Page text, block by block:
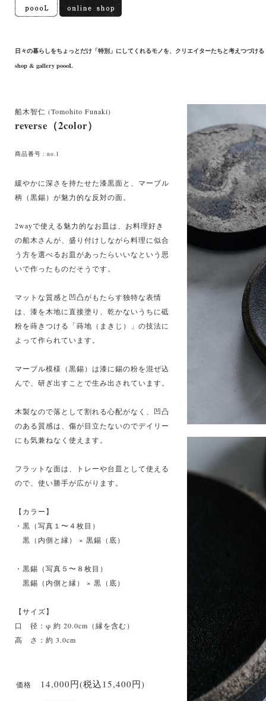
日々の暮らしをちょっとだけ「特別」にしてくれるモノを、クリエイターたちと考えつづける
shop & gallery poooL
船木智仁 (Tomohito Funaki)
reverse（2color）
商品番号 : no.1
緩やかに深さを持たせた漆黒面と、マーブル
柄（黒錫）が魅力的な反対の面。
2wayで使える魅力的なお皿は、お料理好き
の船木さんが、盛り付けしながら料理に似合
う方を選べるお皿があったらいいなという思
いで作ったものだそうです。
マットな質感と凹凸がもたらす独特な表情
は、漆を木地に直接塗り、乾かないうちに砥
粉を蒔きつける「蒔地（まきじ）」の技法に
よって作られています。
マーブル模様（黒錫）は漆に錫の粉を混ぜ込
んで、研ぎ出すことで生み出されています。
木製なので落として割れる心配がなく、凹凸
のある質感は、傷が目立たないのでデイリー
にも気兼ねなく使えます。
フラットな面は、トレーや台皿として使える
ので、使い勝手が広がります。
【カラー】
・黒（写真１〜４枚目）
黒（内側と縁） × 黒錫（底）
・黒錫（写真５〜８枚目）
黒錫（内側と縁） × 黒（底）
【サイズ】
口 径：φ 約 20.0cm（縁を含む）
高 さ：約 3.0cm
価格 14,000円(税込15,400円)